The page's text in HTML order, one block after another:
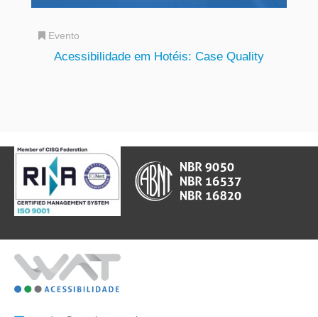
Evento
Acessibilidade em Hotéis: Case Quality